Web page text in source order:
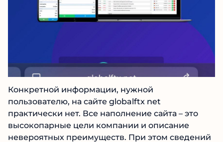
Конкретной информации, нужной
пользователю, на сайте globalftx net
практически нет. Все наполнение сайта – это
высокопарные цели компании и описание
невероятных преимуществ. При этом
сведений о компании-управляющей не